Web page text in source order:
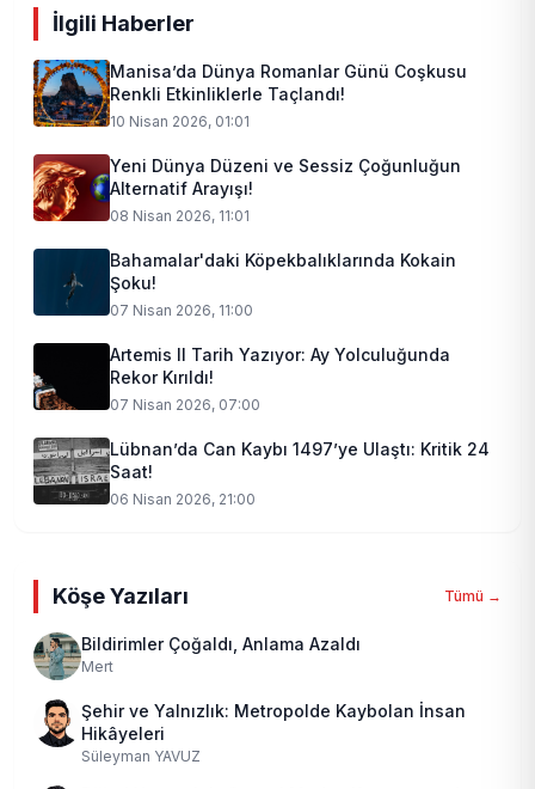
İlgili Haberler
Manisa’da Dünya Romanlar Günü Coşkusu
Renkli Etkinliklerle Taçlandı!
10 Nisan 2026, 01:01
Yeni Dünya Düzeni ve Sessiz Çoğunluğun
Alternatif Arayışı!
08 Nisan 2026, 11:01
Bahamalar'daki Köpekbalıklarında Kokain
Şoku!
07 Nisan 2026, 11:00
Artemis II Tarih Yazıyor: Ay Yolculuğunda
Rekor Kırıldı!
07 Nisan 2026, 07:00
Lübnan’da Can Kaybı 1497’ye Ulaştı: Kritik 24
Saat!
06 Nisan 2026, 21:00
Köşe Yazıları Tümü →
Bildirimler Çoğaldı, Anlama Azaldı
Mert
Şehir ve Yalnızlık: Metropolde Kaybolan İnsan
Hikâyeleri
Süleyman YAVUZ